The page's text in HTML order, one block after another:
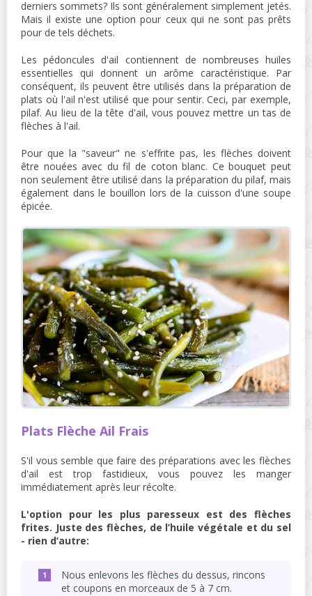
derniers sommets? Ils sont généralement simplement jetés.
Mais il existe une option pour ceux qui ne sont pas prêts
pour de tels déchets.
Les pédoncules d'ail contiennent de nombreuses huiles
essentielles qui donnent un arôme caractéristique. Par
conséquent, ils peuvent être utilisés dans la préparation de
plats où l'ail n'est utilisé que pour sentir. Ceci, par exemple,
pilaf. Au lieu de la tête d'ail, vous pouvez mettre un tas de
flèches à l'ail.
Pour que la "saveur" ne s'effrite pas, les flèches doivent
être nouées avec du fil de coton blanc. Ce bouquet peut
non seulement être utilisé dans la préparation du pilaf, mais
également dans le bouillon lors de la cuisson d'une soupe
épicée.
Plats Flèche Ail Frais
S'il vous semble que faire des préparations avec les flèches
d'ail est trop fastidieux, vous pouvez les manger
immédiatement après leur récolte.
L'option pour les plus paresseux est des flèches
frites. Juste des flèches, de l’huile végétale et du sel
- rien d’autre:
Nous enlevons les flèches du dessus, rincons
et coupons en morceaux de 5 à 7 cm.